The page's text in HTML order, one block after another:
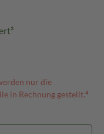
nur die
in Rechnung gestellt.⁴